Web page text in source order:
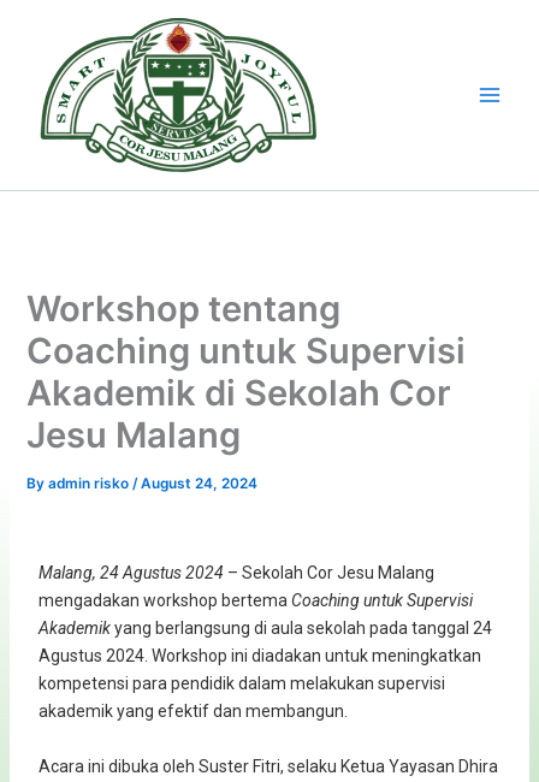
content
Workshop tentang
Coaching untuk Supervisi
Akademik di Sekolah Cor
Jesu Malang
Byadmin risko/August 24, 2024
Malang, 24 Agustus 2024 – Sekolah Cor Jesu Malang
mengadakan workshop bertemaCoaching untuk Supervisi
Akademikyang berlangsung di aula sekolah pada tanggal 24
Agustus 2024. Workshop ini diadakan untuk meningkatkan
kompetensi para pendidik dalam melakukan supervisi
akademik yang efektif dan membangun.
Acara ini dibuka oleh Suster Fitri, selaku Ketua Yayasan Dhira